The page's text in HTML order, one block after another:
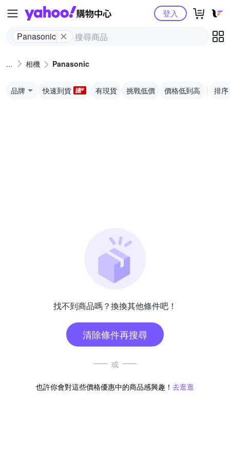
Yahoo購物中心
Panasonic
登入
相機 Panasonic
品牌 快速到貨 有現貨 挑戰低價 價格低到高 排序
找不到商品嗎？換換其他條件吧！
清除條件再搜尋
或
也許你會對這些價格優惠中的商品感興趣！ 去逛逛